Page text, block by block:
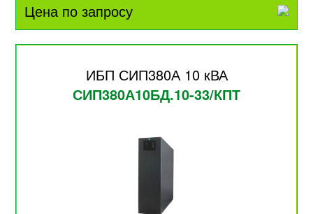
Цена по запросу
ИБП СИП380А 10 кВА
СИП380А10БД.10-33/КПТ